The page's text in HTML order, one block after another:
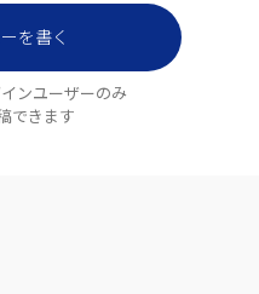
を書く
ンユーザーのみ
できます